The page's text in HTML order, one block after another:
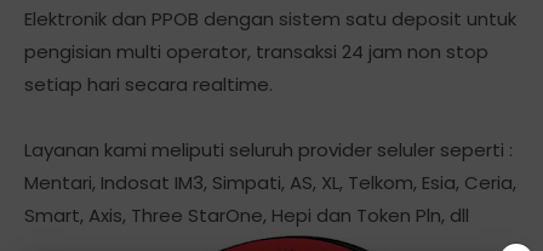
Elektronik dan PPOB dengan sistem satu deposit untuk
pengisian multi operator, transaksi 24 jam non stop
setiap hari secara realtime.
Layanan kami meliputi seluruh provider seluler seperti :
Mentari, Indosat IM3, Simpati, AS, XL, Telkom, Esia, Ceria,
Smart, Axis, Three StarOne, Hepi dan Token Pln, dll